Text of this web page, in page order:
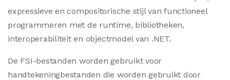
expressieve en compositorische stijl van functioneel
programmeren met de runtime, bibliotheken,
interoperabiliteit en objectmodel van .NET.
De FSI-bestanden worden gebruikt voor
handtekeningbestanden die worden gebruikt door